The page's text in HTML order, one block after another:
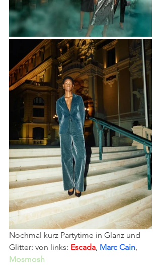
Nochmal kurz Partytime in Glanz und
Glitter: von links: Escada Marc Cain
Mosmosh